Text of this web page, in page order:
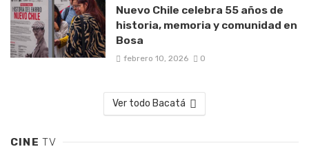
Nuevo Chile celebra 55 años de
historia, memoria y comunidad en
Bosa
febrero 10, 2026 0
Ver todo Bacatá
CINETV